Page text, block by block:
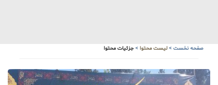
صفحه نخست > لیست محتوا > جزئیات محتوا